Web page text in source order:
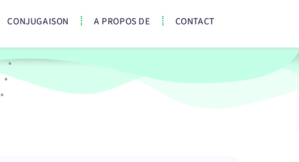
CONJUGAISON A PROPOS DE CONTACT